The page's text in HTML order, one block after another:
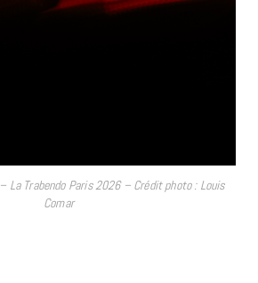
La Trabendo Paris 2026 – Crédit photo : Louis
Comar